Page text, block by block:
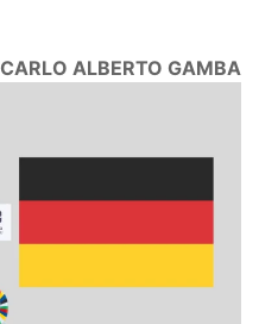
CARLO ALBERTO GAMBA